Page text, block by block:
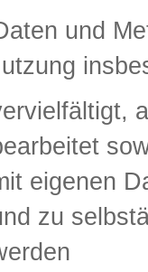
und
eigenen
zu